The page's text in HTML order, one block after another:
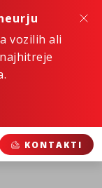
vozilih ali
KONTAKTI